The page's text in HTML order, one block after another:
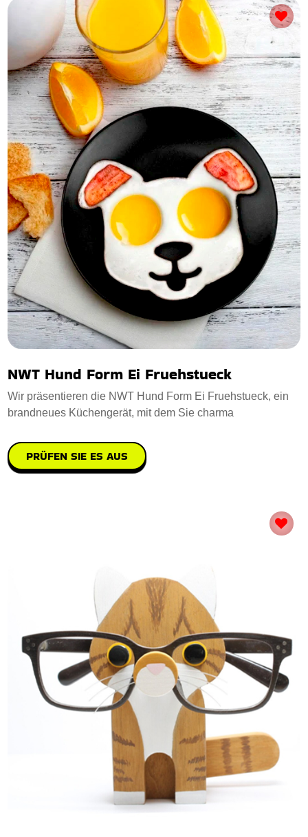
NWT Hund Form Ei Fruehstueck
Wir präsentieren die NWT Hund Form Ei Fruehstueck, ein
brandneues Küchengerät, mit dem Sie charma
PRÜFEN SIE ES AUS